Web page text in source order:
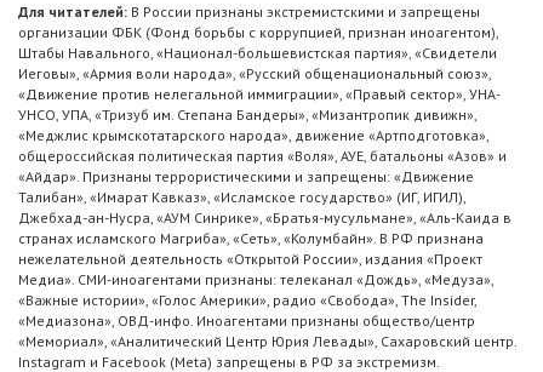
Для читателей: В России признаны экстремистскими и запрещены
организации ФБК (Фонд борьбы с коррупцией, признан иноагентом),
Штабы Навального, «Национал-большевистская партия», «Свидетели
Иеговы», «Армия воли народа», «Русский общенациональный союз»,
«Движение против нелегальной иммиграции», «Правый сектор», УНА-
УНСО, УПА, «Тризуб им. Степана Бандеры», «Мизантропик дивижн»,
«Меджлис крымскотатарского народа», движение «Артподготовка»,
общероссийская политическая партия «Воля», АУЕ, батальоны «Азов» и
«Айдар». Признаны террористическими и запрещены: «Движение
Талибан», «Имарат Кавказ», «Исламское государство» (ИГ, ИГИЛ),
Джебхад-ан-Нусра, «АУМ Синрике», «Братья-мусульмане», «Аль-Каида в
странах исламского Магриба», «Сеть», «Колумбайн». В РФ признана
нежелательной деятельность «Открытой России», издания «Проект
Медиа». СМИ-иноагентами признаны: телеканал «Дождь», «Медуза»,
«Важные истории», «Голос Америки», радио «Свобода», The Insider,
«Медиазона», ОВД-инфо. Иноагентами признаны общество/центр
«Мемориал», «Аналитический Центр Юрия Левады», Сахаровский центр.
Instagram и Facebook (Metа) запрещены в РФ за экстремизм.